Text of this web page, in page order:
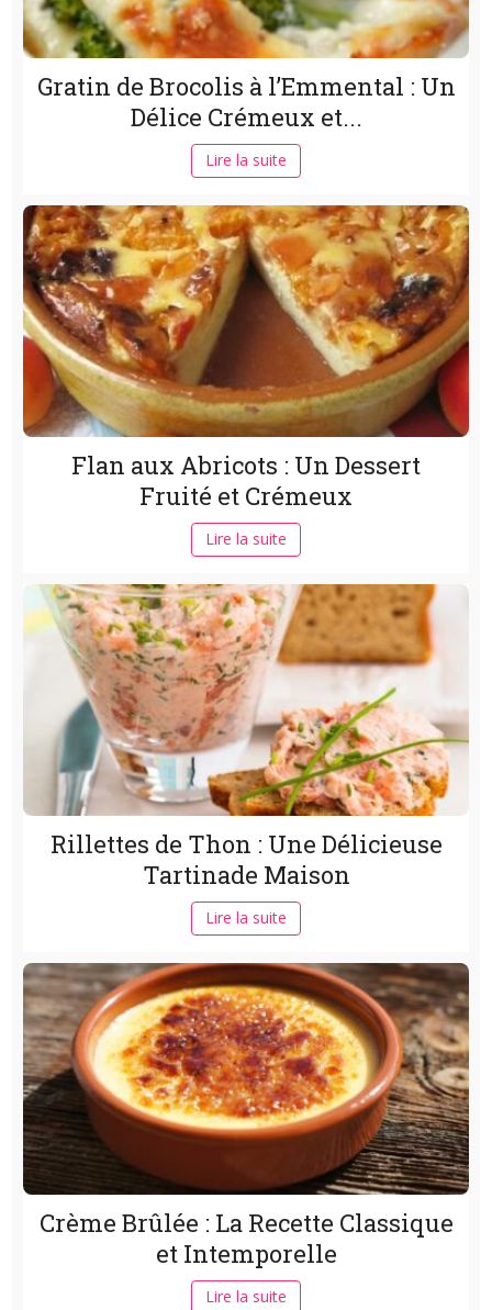
Gratin de Brocolis à l’Emmental : Un
Délice Crémeux et...
Lire la suite
Flan aux Abricots : Un Dessert
Fruité et Crémeux
Lire la suite
Rillettes de Thon : Une Délicieuse
Tartinade Maison
Lire la suite
Crème Brûlée : La Recette Classique
et Intemporelle
Lire la suite